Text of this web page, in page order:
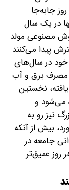
جابه‌جا
در یک سال
مصنوعی مولد
پیدا می‌کنند
خود در سال‌های
مصرف برق و آب
نخستین
می‌شود و
نیز رو به
بیش از آنکه
جامعه در
عمیق‌تر